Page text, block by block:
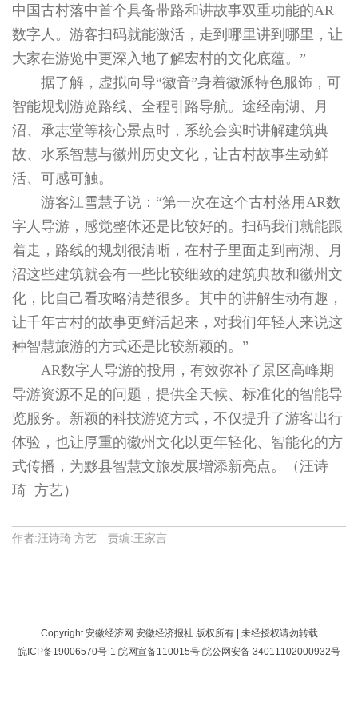
中国古村落中首个具备带路和讲故事双重功能的AR
数字人。游客扫码就能激活，走到哪里讲到哪里，让
大家在游览中更深入地了解宏村的文化底蕴。”
据了解，虚拟向导“徽音”身着徽派特色服饰，可
智能规划游览路线、全程引路导航。途经南湖、月
沼、承志堂等核心景点时，系统会实时讲解建筑典
故、水系智慧与徽州历史文化，让古村故事生动鲜
活、可感可触。
游客江雪慧子说：“第一次在这个古村落用AR数
字人导游，感觉整体还是比较好的。扫码我们就能跟
着走，路线的规划很清晰，在村子里面走到南湖、月
沼这些建筑就会有一些比较细致的建筑典故和徽州文
化，比自己看攻略清楚很多。其中的讲解生动有趣，
让千年古村的故事更鲜活起来，对我们年轻人来说这
种智慧旅游的方式还是比较新颖的。”
AR数字人导游的投用，有效弥补了景区高峰期
导游资源不足的问题，提供全天候、标准化的智能导
览服务。新颖的科技游览方式，不仅提升了游客出行
体验，也让厚重的徽州文化以更年轻化、智能化的方
式传播，为黟县智慧文旅发展增添新亮点。（汪诗
琦 方艺）
作者:汪诗琦 方艺 责编:王家言
Copyright 安徽经济网 安徽经济报社 版权所有 | 未经授权请勿转载
皖ICP备19006570号-1 皖网宣备110015号 皖公网安备 34011102000932号